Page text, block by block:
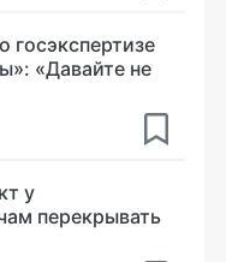
госэкспертизе
«Давайте не
у
перекрывать